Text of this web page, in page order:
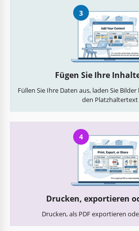
3
Fügen Sie Ihre
Füllen Sie Ihre Daten aus, laden Sie
den Platzhaltertext
4
Drucken, exportieren
Drucken, als PDF exportieren